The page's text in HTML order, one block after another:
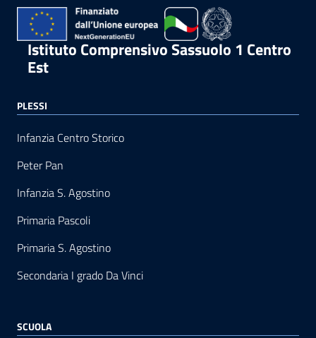
Istituto Comprensivo Sassuolo 1 Centro
Est
PLESSI
Infanzia Centro Storico
Peter Pan
Infanzia S. Agostino
Primaria Pascoli
Primaria S. Agostino
Secondaria I grado Da Vinci
SCUOLA